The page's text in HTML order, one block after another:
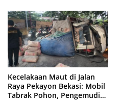
Kecelakaan Maut di Jalan
Raya Pekayon Bekasi: Mobil
Tabrak Pohon, Pengemudi